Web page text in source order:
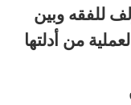
للفقه وبين
من أدلتها